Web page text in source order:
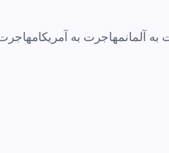
آلمانمهاجرت به آمریکا